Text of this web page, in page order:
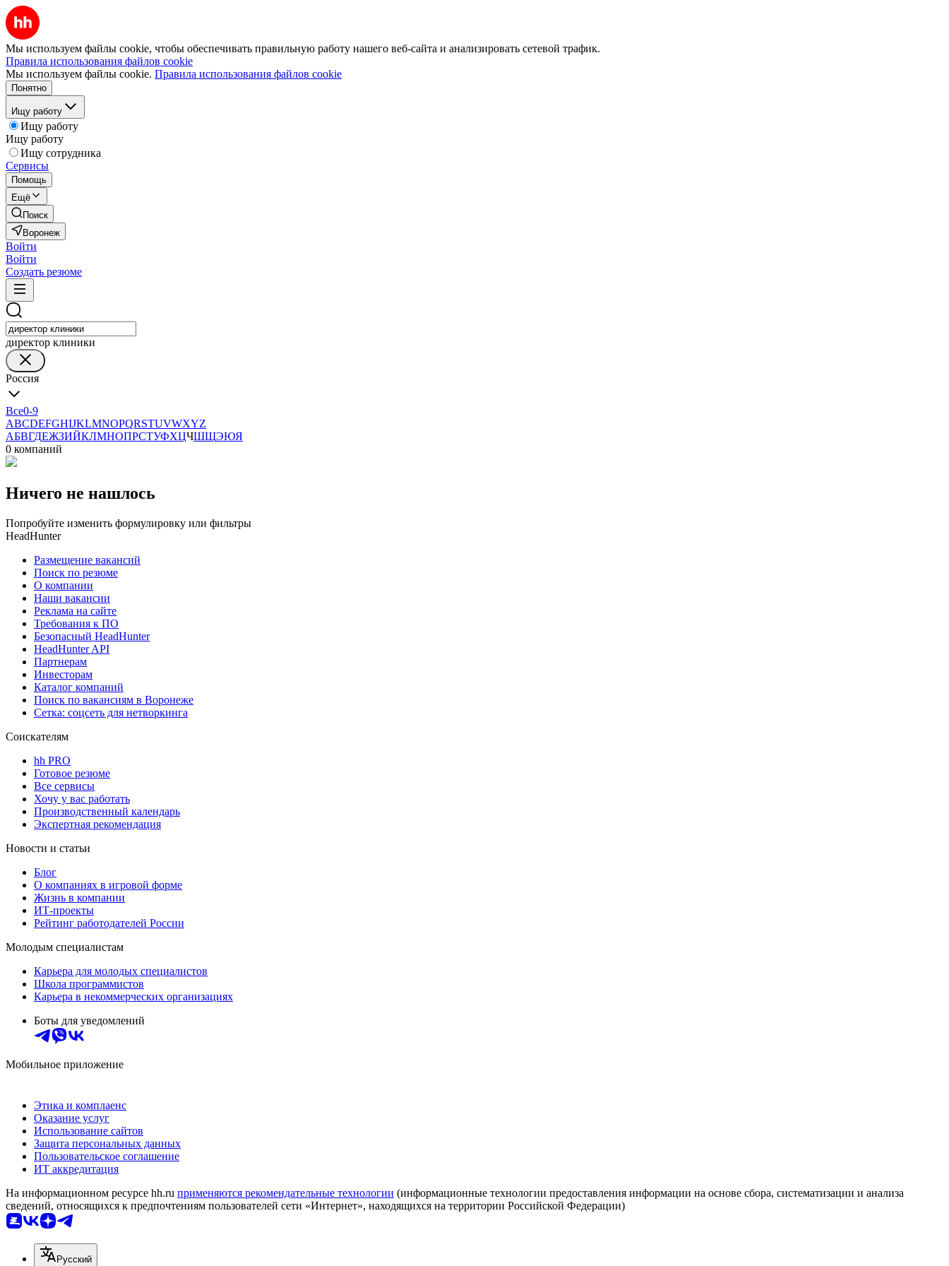
Мы используем файлы cookie, чтобы обеспечивать правильную работу нашего веб-сайта и анализировать сетевой трафик.
Правила использования файлов cookie
Мы используем файлы cookie. Правила использования файлов cookie
Понятно
Ищу работу
Ищу работу
Ищу работу
Ищу сотрудника
Сервисы
Помощь
Ещё
Поиск
Воронеж
Войти
Войти
Создать резюме
директор клиники
Россия
Все0-9
ABCDEFGHIJKLMNOPQRSTUVWXYZ
АБВГДЕЖЗИЙКЛМНОПРСТУФХЦЧШЩЭЮЯ
0 компаний
Ничего не нашлось
Попробуйте изменить формулировку или фильтры
HeadHunter
Размещение вакансий
Поиск по резюме
О компании
Наши вакансии
Реклама на сайте
Требования к ПО
Безопасный HeadHunter
HeadHunter API
Партнерам
Инвесторам
Каталог компаний
Поиск по вакансиям в Воронеже
Сетка: соцсеть для нетворкинга
Соискателям
hh PRO
Готовое резюме
Все сервисы
Хочу у вас работать
Производственный календарь
Экспертная рекомендация
Новости и статьи
Блог
О компаниях в игровой форме
Жизнь в компании
ИТ-проекты
Рейтинг работодателей России
Молодым специалистам
Карьера для молодых специалистов
Школа программистов
Карьера в некоммерческих организациях
Боты для уведомлений
Мобильное приложение
Этика и комплаенс
Оказание услуг
Использование сайтов
Защита персональных данных
Пользовательское соглашение
ИТ аккредитация
На информационном ресурсе hh.ru применяются рекомендательные технологии (информационные технологии предоставления информации на основе сбора, систематизации и анализа
сведений, относящихся к предпочтениям пользователей сети «Интернет», находящихся на территории Российской Федерации)
Русский